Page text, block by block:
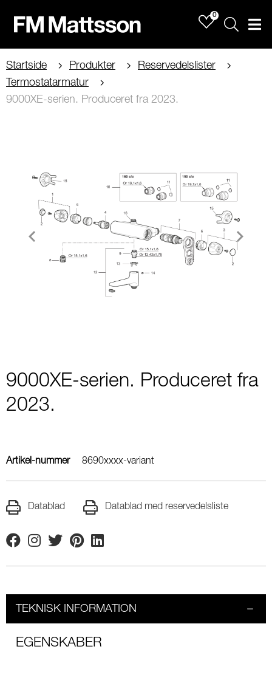
0
Sök
Startside Produkter
Reservedelslister
Termostatarmatur
9000XE-serien. Produceret fra 2023.
9000XE-serien. Produceret fra
2023.
Artikel-nummer 8690xxxx-variant
Datablad Datablad med reservedelsliste
FacebookInstagram
TwitterPinterestLinkedin
TEKNISK INFORMATION
EGENSKABER